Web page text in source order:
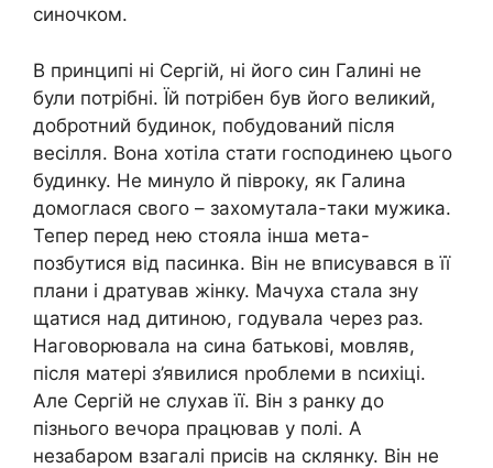
синочком.
В принципі ні Сергій, ні його син Галині не
були потрібні. Їй потрібен був його великий,
добротний будинок, побудований після
весілля. Вона хотіла стати господинею цього
будинку. Не минуло й півроку, як Галина
домоглася свого – захомутала-таки мужика.
Тепер перед нею стояла інша мета-
позбутися від пасинка. Він не вписувався в її
плани і дратував жінку. Мачуха стала зну
щатися над дитиною, годувала через раз.
Наговорювала на сина батькові, мовляв,
після матері з’явилися nроблеми в nсихіці.
Але Сергій не слухав її. Він з ранку до
пізнього вечора працював у полі. А
незабаром взагалі присів на склянку. Він не